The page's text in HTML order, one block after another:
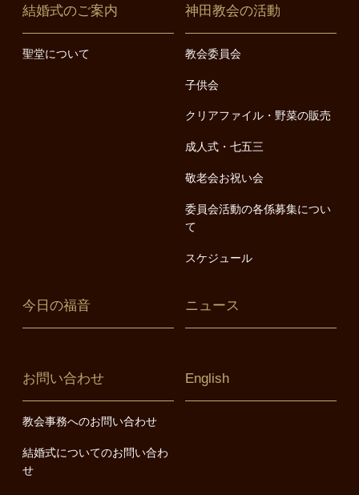
結婚式のご案内
聖堂について
神田教会の活動
教会委員会
子供会
クリアファイル・野菜の販売
成人式・七五三
敬老会お祝い会
委員会活動の各係募集につい
て
スケジュール
今日の福音 ニュース
お問い合わせ
教会事務へのお問い合わせ
結婚式についてのお問い合わ
せ
English